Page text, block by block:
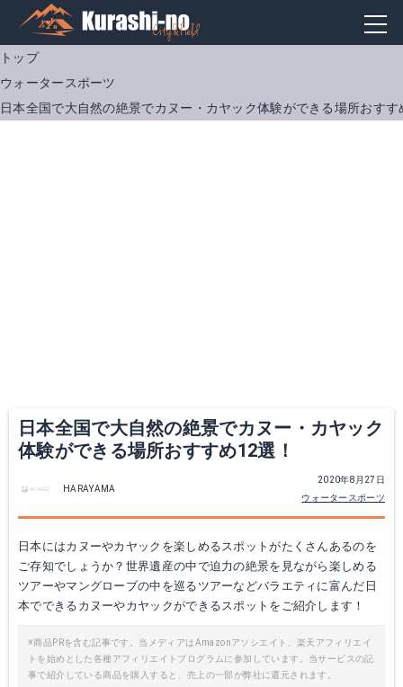
トップ
ウォータースポーツ
日本全国で大自然の絶景でカヌー・カヤック体験ができる場所おすす
日本全国で大自然の絶景でカヌー・カヤック
体験ができる場所おすすめ12選！
2020年8月27日
ウォータースポーツ
HARAYAMA
日本にはカヌーやカヤックを楽しめるスポットがたくさんあるのを
ご存知でしょうか？世界遺産の中で迫力の絶景を見ながら楽しめる
ツアーやマングローブの中を巡るツアーなどバラエティに富んだ日
本でできるカヌーやカヤックができるスポットをご紹介します！
※商品PRを含む記事です。当メディアはAmazonアソシエイト、楽天アフィリエイ
トを始めとした各種アフィリエイトプログラムに参加しています。当サービスの記
事で紹介している商品を購入すると、売上の一部が弊社に還元されます。